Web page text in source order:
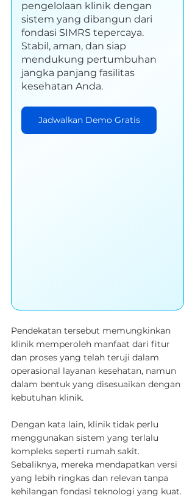
pengelolaan klinik dengan
sistem yang dibangun dari
fondasi SIMRS tepercaya.
Stabil, aman, dan siap
mendukung pertumbuhan
jangka panjang fasilitas
kesehatan Anda.
Jadwalkan Demo Gratis
Pendekatan tersebut memungkinkan
klinik memperoleh manfaat dari fitur
dan proses yang telah teruji dalam
operasional layanan kesehatan, namun
dalam bentuk yang disesuaikan dengan
kebutuhan klinik.
Dengan kata lain, klinik tidak perlu
menggunakan sistem yang terlalu
kompleks seperti rumah sakit.
Sebaliknya, mereka mendapatkan versi
yang lebih ringkas dan relevan tanpa
kehilangan fondasi teknologi yang kuat.